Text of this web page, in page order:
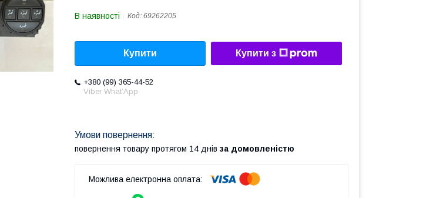
В наявності Код: 69262205
Купити Купити з
+380 (99) 365-44-52
Viber What’App
повернення товару протягом 14 днів за домовленістю